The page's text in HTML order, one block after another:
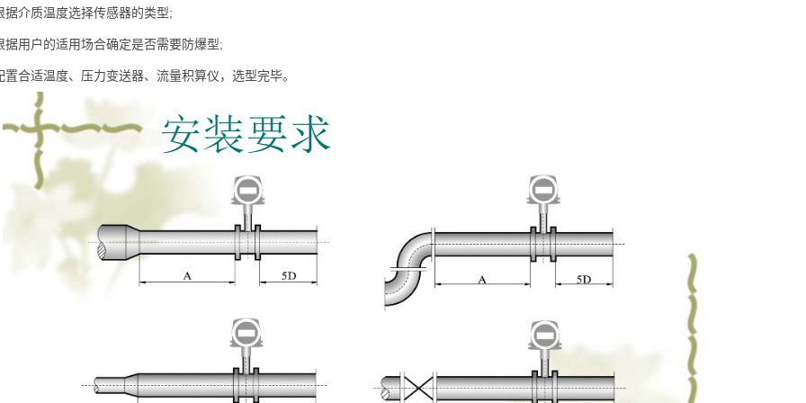
质温度选择传感器的类型;
户的适用场合确定是否需要防爆型;
适温度、压力变送器、流量积算仪，选型完毕。